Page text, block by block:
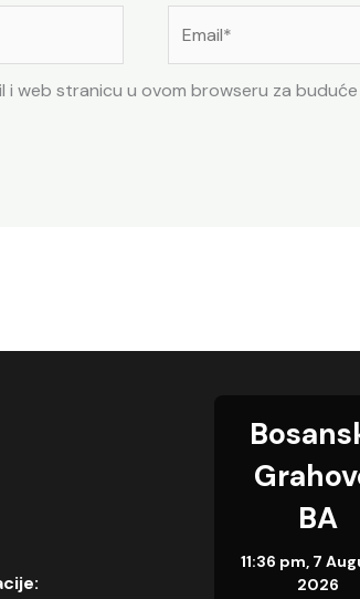
i web stranicu u ovom browseru za
BA
11:36 pm, 7
2026